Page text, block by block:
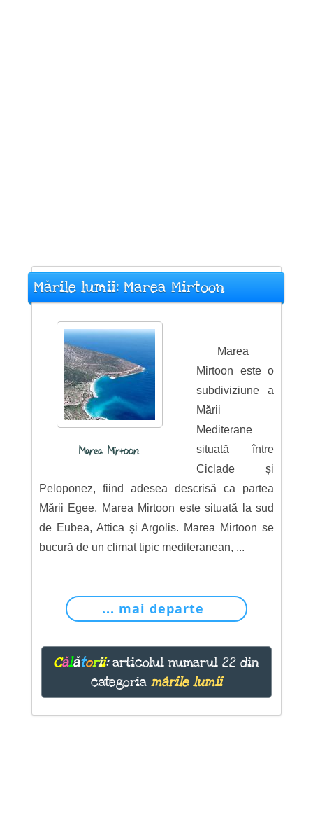
Mările lumii: Marea Mirtoon
Marea Mirtoon
Marea
Mirtoon este o
subdiviziune a
Mării
Mediterane
situată între
Ciclade și
Peloponez, fiind adesea descrisă ca partea
Mării Egee, Marea Mirtoon este situată la sud
de Eubea, Attica și Argolis. Marea Mirtoon se
bucură de un climat tipic mediteranean, ...
... mai departe
Călătorii:articolul numarul 22 din
categoria mările lumii